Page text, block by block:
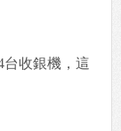
收銀機，這